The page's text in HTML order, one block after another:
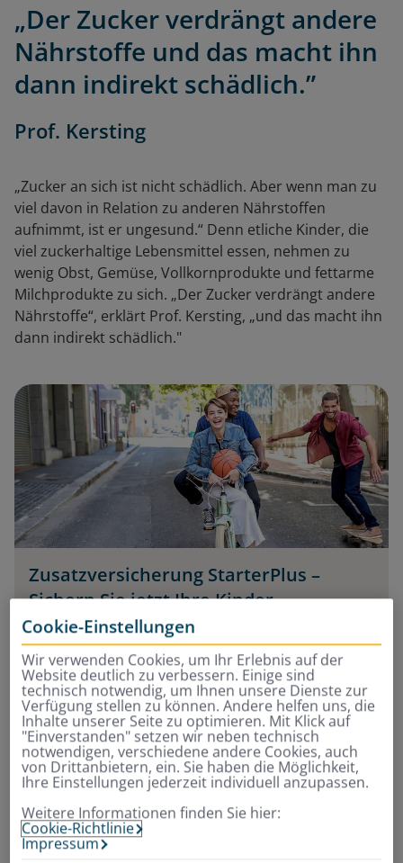
„Der Zucker verdrängt andere
Nährstoffe und das macht ihn
dann indirekt schädlich.”
Prof. Kersting
„Zucker an sich ist nicht schädlich. Aber wenn man zu
viel davon in Relation zu anderen Nährstoffen
aufnimmt, ist er ungesund.“ Denn etliche Kinder, die
viel zuckerhaltige Lebensmittel essen, nehmen zu
wenig Obst, Gemüse, Vollkornprodukte und fettarme
Milchprodukte zu sich. „Der Zucker verdrängt andere
Nährstoffe“, erklärt Prof. Kersting, „und das macht ihn
dann indirekt schädlich."
Zusatzversicherung StarterPlus –
Sichern Sie jetzt Ihre Kinder
umfassend ab
Die Krankenzusatzversicherung für Kinder und
Jugendliche
Privater Zusatzschutz für Ihr Kind ab dem 1.
Tag
Rundumschutzin allen wichtigen
Lebensbereichen
inkl. Leistungen fürBrillen, beim Heilpraktiker,
im Krankenhaus
Cookie-Einstellungen
Wir verwenden Cookies, um Ihr Erlebnis auf der
Website deutlich zu verbessern. Einige sind
technisch notwendig, um Ihnen unsere Dienste zur
Verfügung stellen zu können. Andere helfen uns, die
Inhalte unserer Seite zu optimieren. Mit Klick auf
"Einverstanden" setzen wir neben technisch
notwendigen, verschiedene andere Cookies, auch
von Drittanbietern, ein. Sie haben die Möglichkeit,
Ihre Einstellungen jederzeit individuell anzupassen.
Weitere Informationen finden Sie hier:
Cookie-Richtlinie
Impressum